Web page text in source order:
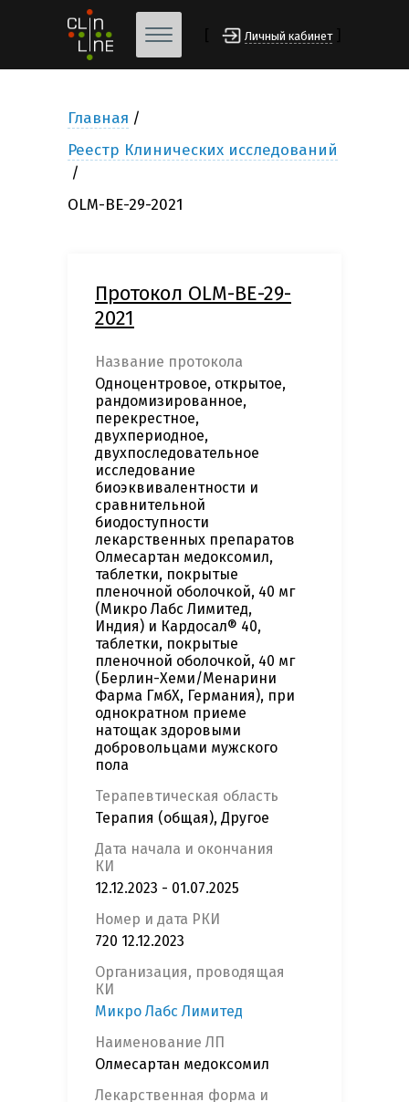
Личный кабинет
Главная
Реестр Клинических исследований
OLM-BE-29-2021
Протокол OLM-BE-29-
2021
Название протокола
Одноцентровое, открытое,
рандомизированное,
перекрестное,
двухпериодное,
двухпоследовательное
исследование
биоэквивалентности и
сравнительной
биодоступности
лекарственных препаратов
Олмесартан медоксомил,
таблетки, покрытые
пленочной оболочкой, 40 мг
(Микро Лабс Лимитед,
Индия) и Кардосал® 40,
таблетки, покрытые
пленочной оболочкой, 40 мг
(Берлин-Хеми/Менарини
Фарма ГмбХ, Германия), при
однократном приеме
натощак здоровыми
добровольцами мужского
пола
Терапевтическая область
Терапия (общая), Другое
Дата начала и окончания
КИ
12.12.2023 - 01.07.2025
Номер и дата РКИ
720 12.12.2023
Организация, проводящая
КИ
Микро Лабс Лимитед
Наименование ЛП
Олмесартан медоксомил
Лекарственная форма и